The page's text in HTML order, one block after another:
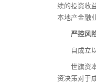
续的投资收
本地产金融
严控风
自成立以
世旗资本
资决策对于